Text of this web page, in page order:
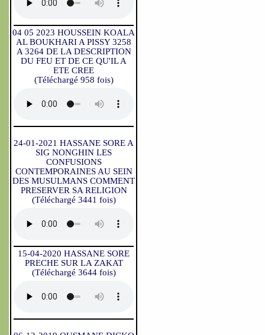
04 05 2023 HOUSSEIN KOALA
AL BOUKHARI A PISSY 3258
A 3264 DE LA DESCRIPTION
DU FEU ET DE CE QU'IL A
ETE CREE
(Téléchargé 958 fois)
24-01-2021 HASSANE SORE A
SIG NONGHIN LES
CONFUSIONS
CONTEMPORAINES AU SEIN
DES MUSULMANS COMMENT
PRESERVER SA RELIGION
(Téléchargé 3441 fois)
15-04-2020 HASSANE SORE
PRECHE SUR LA ZAKAT
(Téléchargé 3644 fois)